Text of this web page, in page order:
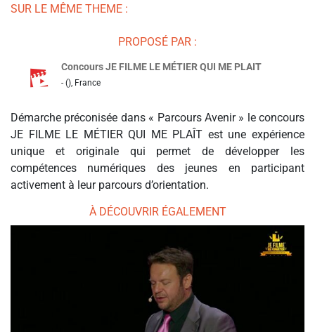
SUR LE MÊME THEME :
PROPOSÉ PAR :
Concours JE FILME LE MÉTIER QUI ME PLAIT
- (), France
Démarche préconisée dans « Parcours Avenir » le concours
JE FILME LE MÉTIER QUI ME PLAÎT est une expérience
unique et originale qui permet de développer les
compétences numériques des jeunes en participant
activement à leur parcours d’orientation.
À DÉCOUVRIR ÉGALEMENT